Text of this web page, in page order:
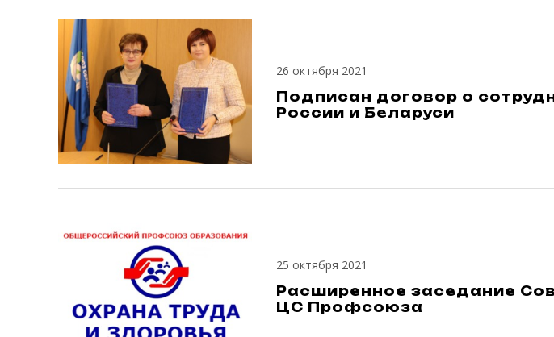
26 октября 2021
Подписан договор о
России и Беларуси
25 октября 2021
Расширенное заседание
ЦС Профсоюза